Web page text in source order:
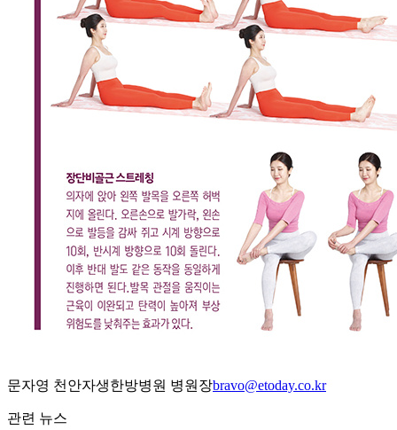
문자영 천안자생한방병원 병원장bravo@etoday.co.kr
관련 뉴스